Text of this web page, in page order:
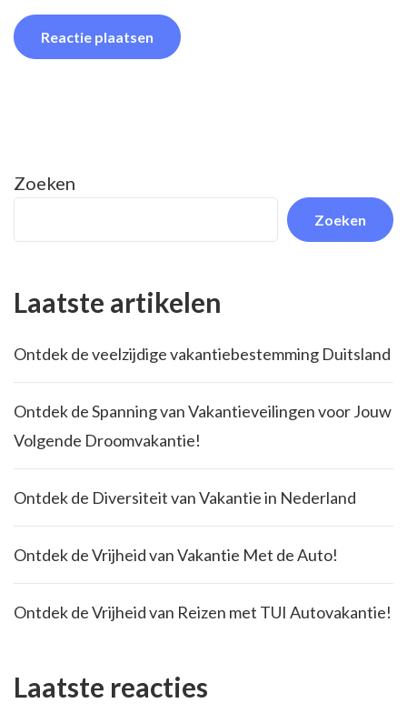
Zoeken
Zoeken
Laatste artikelen
Ontdek de veelzijdige vakantiebestemming Duitsland
Ontdek de Spanning van Vakantieveilingen voor Jouw
Volgende Droomvakantie!
Ontdek de Diversiteit van Vakantie in Nederland
Ontdek de Vrijheid van Vakantie Met de Auto!
Ontdek de Vrijheid van Reizen met TUI Autovakantie!
Laatste reacties